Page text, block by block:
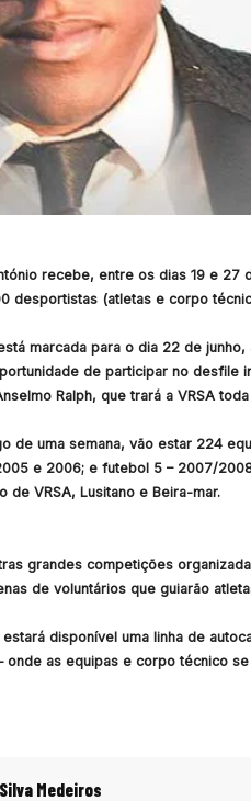
recebe, entre os dias 19 e 27
desportistas (atletas e corpo
marcada para o dia 22 de
de participar no desfile
Ralph, que trará a VRSA
de uma semana, vão estar 224
e 2006; e futebol 5 – 2007/
de VRSA, Lusitano e Beira-mar.
grandes competições
de voluntários que guiarão
disponível uma linha de
onde as equipas e corpo técnico
Medeiros